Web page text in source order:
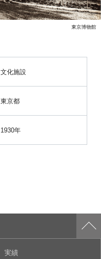
東京博物館
文化施設
東京都
1930年
実績